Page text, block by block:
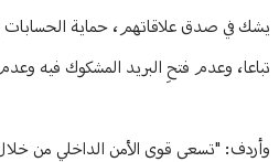
يشك في صدق علاقاتهم، حماية الحسابات
تباعا، وعدم فتحِ البريد المشكوك فيه
وأردف: "تسعى قوى الأمن الداخلي من